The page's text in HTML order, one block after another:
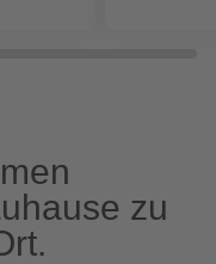
zu